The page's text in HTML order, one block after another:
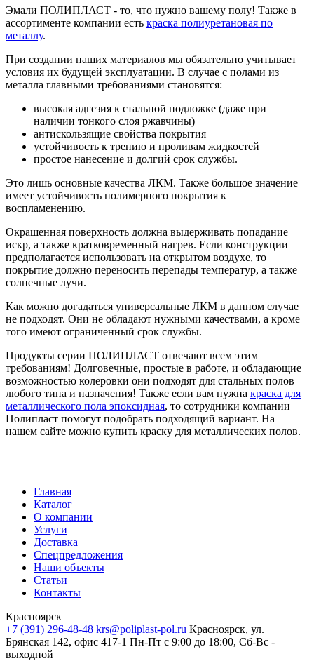
Эмали ПОЛИПЛАСТ - то, что нужно вашему полу! Также в
ассортименте компании есть краска полиуретановая по
металлу.
При создании наших материалов мы обязательно учитывает
условия их будущей эксплуатации. В случае с полами из
металла главными требованиями становятся:
высокая адгезия к стальной подложке (даже при
наличии тонкого слоя ржавчины)
антискользящие свойства покрытия
устойчивость к трению и проливам жидкостей
простое нанесение и долгий срок службы.
Это лишь основные качества ЛКМ. Также большое значение
имеет устойчивость полимерного покрытия к
воспламенению.
Окрашенная поверхность должна выдерживать попадание
искр, а также кратковременный нагрев. Если конструкции
предполагается использовать на открытом воздухе, то
покрытие должно переносить перепады температур, а также
солнечные лучи.
Как можно догадаться универсальные ЛКМ в данном случае
не подходят. Они не обладают нужными качествами, а кроме
того имеют ограниченный срок службы.
Продукты серии ПОЛИПЛАСТ отвечают всем этим
требованиям! Долговечные, простые в работе, и обладающие
возможностью колеровки они подходят для стальных полов
любого типа и назначения! Также если вам нужна краска для
металлического пола эпоксидная, то сотрудники компании
Полипласт помогут подобрать подходящий вариант. На
нашем сайте можно купить краску для металлических полов.
Главная
Каталог
О компании
Услуги
Доставка
Спецпредложения
Наши объекты
Статьи
Контакты
Красноярск
+7 (391) 296-48-48 krs@poliplast-pol.ru Красноярск, ул.
Брянская 142, офис 417-1 Пн-Пт c 9:00 до 18:00, Сб-Вс -
выходной